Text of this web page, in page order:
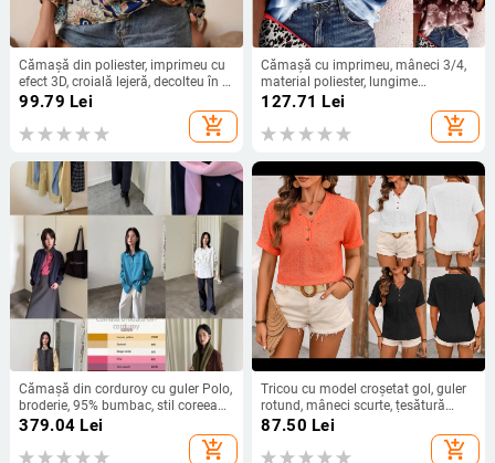
Cămașă din poliester, imprimeu cu
efect 3D, croială lejeră, decolteu în V,
mâneci 3/4, stil street hipster
99.79 Lei
add_shopping_cart
Cămașă cu imprimeu, mâneci 3/4,
material poliester, lungime
obișnuită
127.71 Lei
add_shopping_cart
Cămașă din corduroy cu guler Polo,
broderie, 95% bumbac, stil coreean,
croială lejeră
379.04 Lei
add_shopping_cart
Tricou cu model croșetat gol, guler
rotund, mâneci scurte, țesătură
poliester, conținut poliester 50–70%
87.50 Lei
add_shopping_cart